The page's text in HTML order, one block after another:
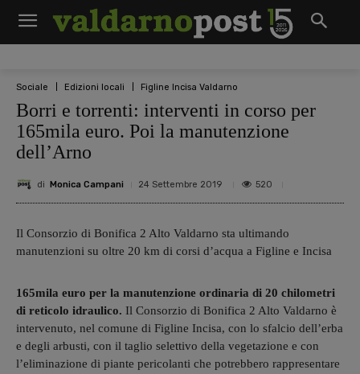
Sociale Edizioni locali Figline Incisa Valdarno
Borri e torrenti: interventi in corso per
165mila euro. Poi la manutenzione
dell’Arno
di Monica Campani 24 Settembre 2019 520
Il Consorzio di Bonifica 2 Alto Valdarno sta ultimando
manutenzioni su oltre 20 km di corsi d’acqua a Figline e Incisa
165mila euro per la manutenzione ordinaria di 20 chilometri
di reticolo idraulico. Il Consorzio di Bonifica 2 Alto Valdarno è
intervenuto, nel comune di Figline Incisa, con lo sfalcio dell’erba
e degli arbusti, con il taglio selettivo della vegetazione e con
l’eliminazione di piante pericolanti che potrebbero rappresentare